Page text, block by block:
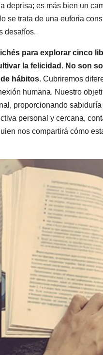
deprisa; es más bien un
se trata de una euforia
desafíos.
para explorar cinco
la felicidad. No son
hábitos. Cubriremos
humana. Nuestro
proporcionando
personal y cercana,
nos compartirá cómo